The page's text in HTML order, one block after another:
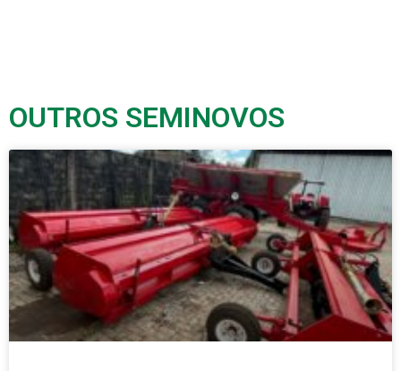
OUTROS SEMINOVOS